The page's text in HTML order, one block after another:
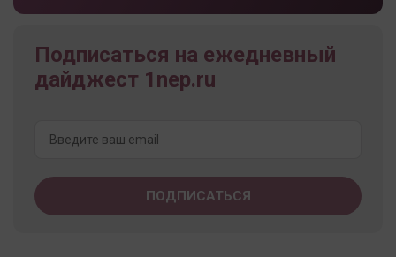
Подписаться на ежедневный
дайджест 1nep.ru